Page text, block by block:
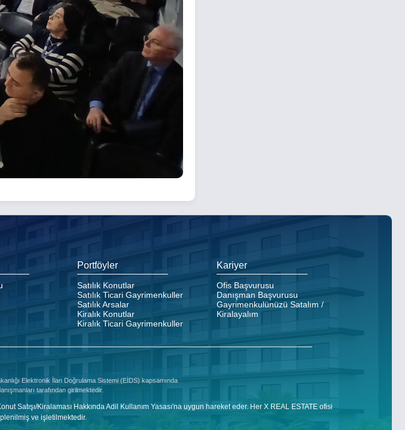
Portföyler
Satılık Konutlar
Satılık Ticari Gayrimenkuller
Satılık Arsalar
Kiralık Konutlar
Kiralık Ticari Gayrimenkuller
Kariyer
Ofis Başvurusu
Danışman Başvurusu
Gayrimenkulünüzü Satalım /
Kiralayalım
Elektronik İlan Doğrulama Sistemi (EİDS) kapsamında
tarafından girilmektedir.
Satışı/Kiralaması Hakkında Adil Kullanım Yasası'na uygun hareket eder. Her X REAL ESTATE ofisi
ve işletilmektedir.